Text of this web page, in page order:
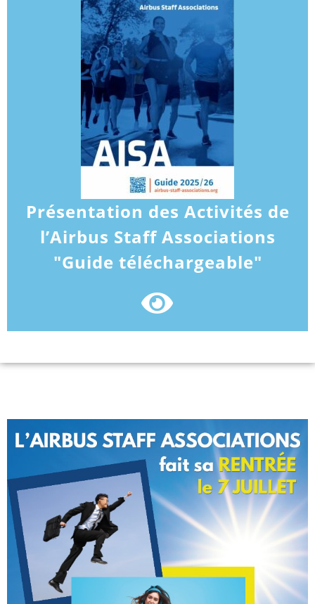
Présentation des Activités de
l’Airbus Staff Associations
"Guide téléchargeable"